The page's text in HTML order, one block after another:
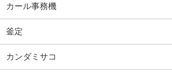
カール事務機
釜定
カンダミサコ